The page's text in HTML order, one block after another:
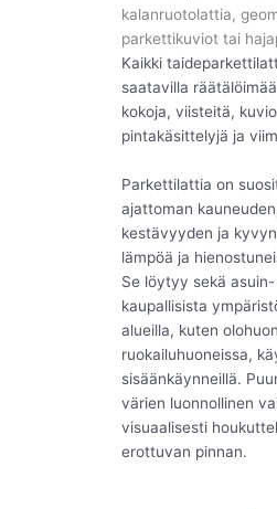
kalanruotolattia,
parkettikuviot tai
Kaikki
saatavilla
kokoja, viisteitä,
pintakäsittelyjä ja
Parkettilattia on
ajattoman
kestävyyden ja
lämpöä ja
Se löytyy sekä
kaupallisista
alueilla, kuten
ruokailuhuoneissa,
sisäänkäynneillä.
värien luonnollinen
visuaalisesti
erottuvan pinnan.